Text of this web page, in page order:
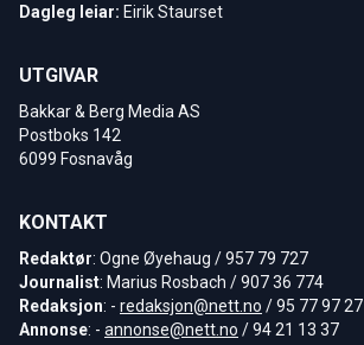
Dagleg leiar: Eirik Staurset
UTGIVAR
Bakkar & Berg Media AS
Postboks 142
6099 Fosnavåg
KONTAKT
Redaktør: Ogne Øyehaug / 957 79 727
Journalist: Marius Rosbach / 907 36 774
Redaksjon: - redaksjon@nett.no / 95 77 97 27
Annonse: - annonse@nett.no / 94 21 13 37